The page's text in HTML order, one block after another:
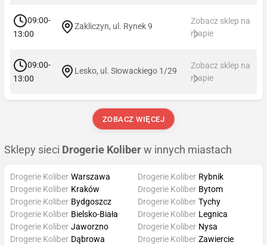
09:00-
13:00
Zakliczyn, ul. Rynek 9
Zobacz sklep na
mapie
09:00-
13:00
Lesko, ul. Słowackiego 1/29
Zobacz sklep na
mapie
ZOBACZ WIĘCEJ
Sklepy sieci Drogerie Koliber w innych miastach
Drogerie Koliber Warszawa
Drogerie Koliber Kraków
Drogerie Koliber Bydgoszcz
Drogerie Koliber Bielsko-Biała
Drogerie Koliber Rybnik
Drogerie Koliber Bytom
Drogerie Koliber Tychy
Drogerie Koliber Legnica
Drogerie Koliber Jaworzno
Drogerie Koliber Dąbrowa
Drogerie Koliber Nysa
Drogerie Koliber Zawiercie